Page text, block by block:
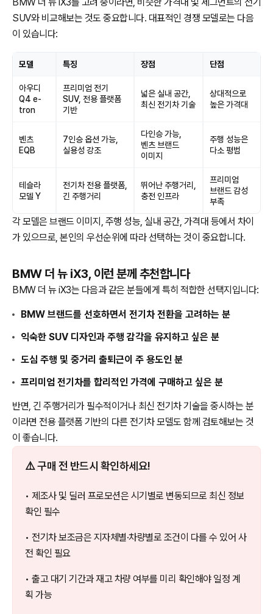
BMW 더 뉴 iX3를 고려 중이라면, 비슷한 가격대 및 세그먼트의 전기
SUV와 비교해보는 것도 중요합니다. 대표적인 경쟁 모델로는 다음
이 있습니다:
모델 특징 장점 단점
아우디
Q4 e-
tron
프리미엄 전기
SUV, 전용 플랫폼
기반
넓은 실내 공간,
최신 전기차 기술
상대적으로
높은 가격대
벤츠
EQB
7인승 옵션 가능,
실용성 강조
다인승 가능,
벤츠 브랜드
이미지
주행 성능은
다소 평범
테슬라
모델 Y
전기차 전용 플랫폼,
긴 주행거리
뛰어난 주행거리,
충전 인프라
프리미엄
브랜드 감성
부족
각 모델은 브랜드 이미지, 주행 성능, 실내 공간, 가격대 등에서 차이
가 있으므로, 본인의 우선순위에 따라 선택하는 것이 중요합니다.
BMW 더 뉴 iX3, 이런 분께 추천합니다
BMW 더 뉴 iX3는 다음과 같은 분들에게 특히 적합한 선택지입니다:
BMW 브랜드를 선호하면서 전기차 전환을 고려하는 분
익숙한 SUV 디자인과 주행 감각을 유지하고 싶은 분
도심 주행 및 중거리 출퇴근이 주 용도인 분
프리미엄 전기차를 합리적인 가격에 구매하고 싶은 분
반면, 긴 주행거리가 필수적이거나 최신 전기차 기술을 중시하는 분
이라면 전용 플랫폼 기반의 다른 전기차 모델도 함께 검토해보는 것
이 좋습니다.
⚠️ 구매 전 반드시 확인하세요!
• 제조사 및 딜러 프로모션은 시기별로 변동되므로 최신 정보
확인 필수
• 전기차 보조금은 지자체별·차량별로 조건이 다를 수 있어 사
전 확인 필요
• 출고 대기 기간과 재고 차량 여부를 미리 확인해야 일정 계
획 가능